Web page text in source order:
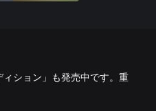
ション」も発売中です。重